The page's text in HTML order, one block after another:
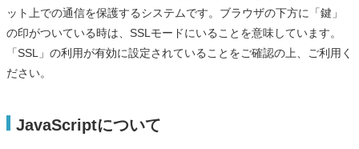
ット上での通信を保護するシステムです。ブラウザの下方に「鍵」
の印がついている時は、SSLモードにいることを意味しています。
「SSL」の利用が有効に設定されていることをご確認の上、ご利用く
ださい。
JavaScriptについて